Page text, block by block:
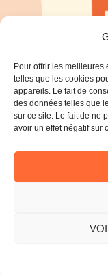
Pour offrir les
telles que les cookies
appareils. Le fait de
des données telles que
sur ce site. Le fait de ne
avoir un effet négatif sur